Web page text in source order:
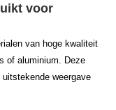
voor
van hoge kwaliteit
of aluminium. Deze
weergave